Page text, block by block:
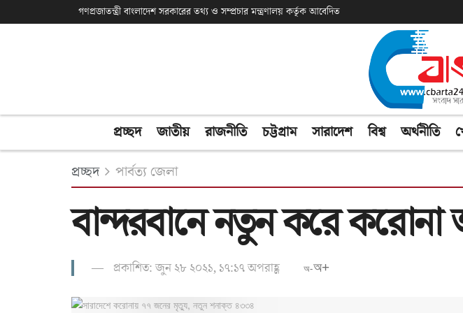
গণপ্রজাতন্ত্রী বাংলাদেশ সরকারের তথ্য ও সম্প্রচার মন্ত্রণালয় কর্তৃক আবেদিত
প্রচ্ছদ জাতীয় রাজনীতি চট্টগ্রাম সারাদেশ বিশ্ব অর্থনীতি
প্রচ্ছদ পার্বত্য জেলা
বান্দরবানে নতুন করে
প্রকাশিত: জুন ২৮ ২০২১, ১৭:১৭ অপরাহ্ণ অ-অ+